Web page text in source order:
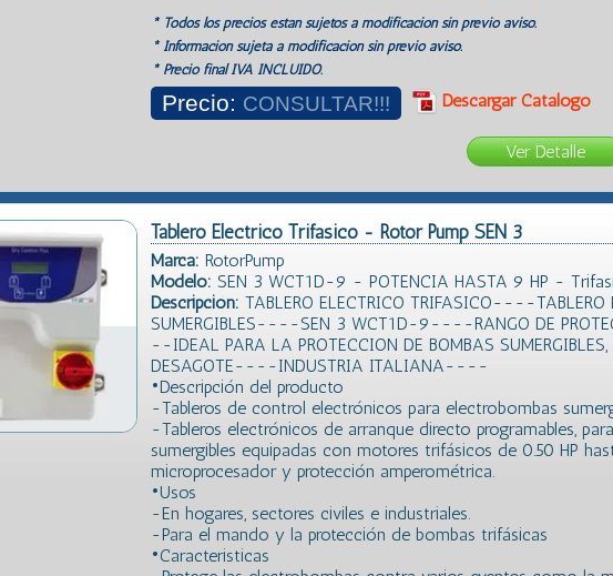
* Todos los precios estan sujetos a modificación sin previo aviso.
* Información sujeta a modificación sin previo aviso.
* Precio final IVA INCLUIDO.
Precio: CONSULTAR!!! Descargar Catálogo
Ver Detalle
Tablero Electrico Trifasico - Rotor Pump SEN 3
Marca: RotorPump
Modelo: SEN 3 WCT1D-9 - POTENCIA HASTA 9 HP -
Descripción: TABLERO ELECTRICO TRIFASICO----TABLERO
SUMERGIBLES----SEN 3 WCT1D-9----RANGO DE
--IDEAL PARA LA PROTECCION DE BOMBAS SUMERGIBLES,
DESAGOTE----INDUSTRIA ITALIANA----
•Descripción del producto
-Tableros de control electrónicos para electrobombas
-Tableros electrónicos de arranque directo programables,
sumergibles equipadas con motores trifásicos de 0.50 HP
microprocesador y protección amperométrica.
•Usos
-En hogares, sectores civiles e industriales.
-Para el mando y la protección de bombas trifásicas
•Caracteristicas